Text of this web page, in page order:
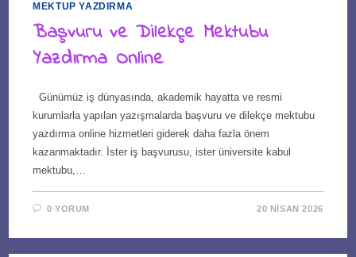
MEKTUP YAZDIRMA
Başvuru ve Dilekçe Mektubu
Yazdırma Online
Günümüz iş dünyasında, akademik hayatta ve resmi
kurumlarla yapılan yazışmalarda başvuru ve dilekçe mektubu
yazdırma online hizmetleri giderek daha fazla önem
kazanmaktadır. İster iş başvurusu, ister üniversite kabul
mektubu,…
0 YORUM 20 NISAN 2026